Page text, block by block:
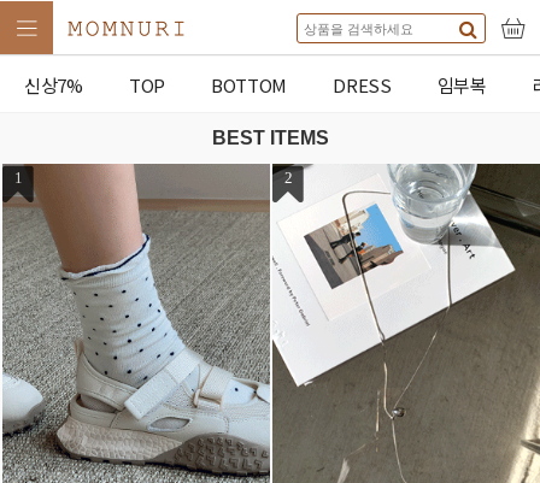
신상7% TOP BOTTOM DRESS 임부복
BEST ITEMS
1 2